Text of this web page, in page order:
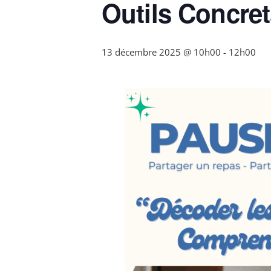
Outils
13 décembre 2025 @ 10h00 - 12h00